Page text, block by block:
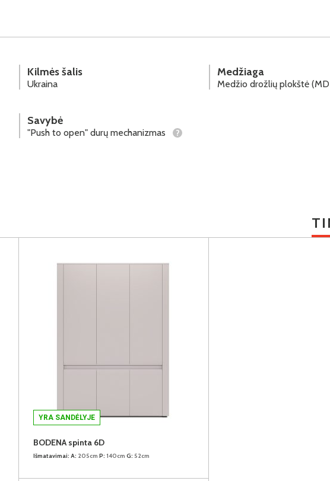
Kilmės šalis
Ukraina
Medžiaga
Medžio drožlių plokštė
Savybė
"Push to open" durų mechanizmas ?
YRA SANDĖLYJE
BODENA spinta 6D
Išmatavimai: A: 205cm P: 140cm G: 52cm